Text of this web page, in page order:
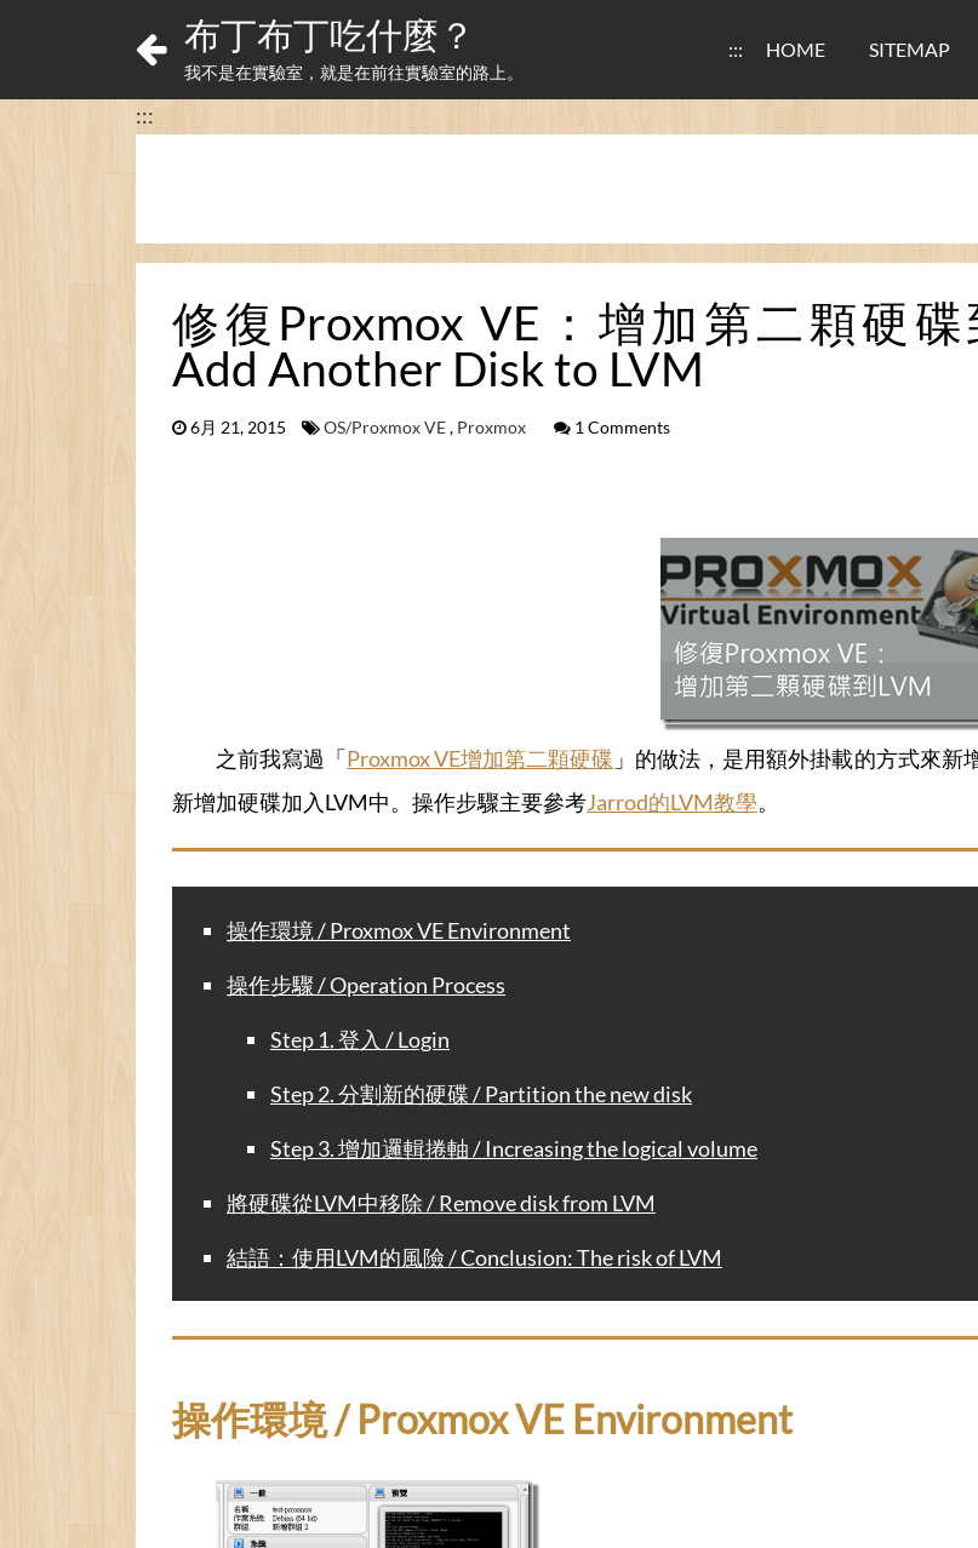
布丁布丁吃什麼？
我不是在實驗室，就是在前往實驗室的路上。
::: HOME SITEMAP
:::
修復Proxmox VE：增加第二顆硬碟
Add Another Disk to LVM
6月 21, 2015 OS/Proxmox VE, Proxmox 1 Comments
之前我寫過「Proxmox VE增加第二顆硬碟 」的做法，是用額外掛載的方式來
新增加硬碟加入LVM中。操作步驟主要參考Jarrod的LVM教學。
操作環境 / Proxmox VE Environment
操作步驟 / Operation Process
Step 1. 登入 / Login
Step 2. 分割新的硬碟 / Partition the new disk
Step 3. 增加邏輯捲軸 / Increasing the logical volume
將硬碟從LVM中移除 / Remove disk from LVM
結語：使用LVM的風險 / Conclusion: The risk of LVM
操作環境 / Proxmox VE Environment